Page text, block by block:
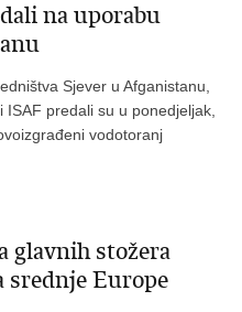
na uporabu
Sjever u Afganistanu,
predali su u ponedjeljak,
vodotoranj
glavnih stožera
srednje Europe